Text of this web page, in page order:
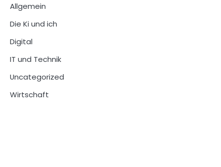
Allgemein
Die Ki und ich
Digital
IT und Technik
Uncategorized
Wirtschaft